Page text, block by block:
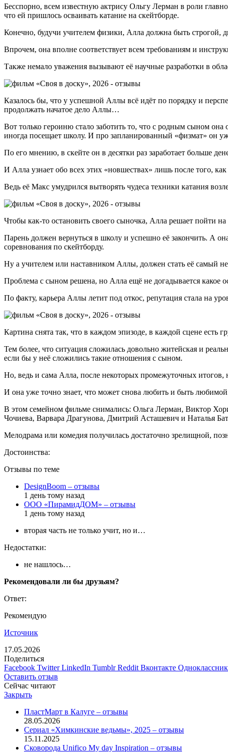
Бесспорно, всем известную актрису Ольгу Лерман в роли
что ей пришлось осваивать катание на скейтборде.
Конечно, будучи учителем физики, Алла должна быть
Впрочем, она вполне соответствует всем требованиям и
Также немало уважения вызывают её научные разработки в
Казалось бы, что у успешной Аллы всё идёт по порядку и
продолжать начатое дело Аллы…
Вот только героиню стало заботить то, что с родным сыном она
иногда посещает школу. И про запланированный «физмат» он
По его мнению, в скейте он в десятки раз заработает больше
И Алла узнает обо всех этих «новшествах» лишь после того,
Ведь её Макс умудрился вытворять чудеса техники катания
Чтобы как-то остановить своего сыночка, Алла решает пойти
Парень должен вернуться в школу и успешно её закончить. А
соревнования по скейтборду.
Ну а учителем или наставником Аллы, должен стать её самый
Проблема с сыном решена, но Алла ещё не догадывается какое
По факту, карьера Аллы летит под откос, репутация стала на
Картина снята так, что в каждом эпизоде, в каждой сцене есть
Тем более, что ситуация сложилась довольно житейская и
если бы у неё сложились такие отношения с сыном.
Но, ведь и сама Алла, после некоторых промежуточных итогов,
И она уже точно знает, что может снова любить и быть
В этом семейном фильме снимались: Ольга Лерман, Виктор
Чочиева, Варвара Драгунова, Дмитрий Асташевич и Наталья
Мелодрама или комедия получилась достаточно зрелищной,
Достоинства:
Отзывы по теме
DesignBoom – отзывы
1 день тому назад
ООО «ПирамидДОМ» – отзывы
1 день тому назад
вторая часть не только учит, но и…
Недостатки:
не нашлось…
Рекомендовали ли бы друзьям?
Ответ:
Рекомендую
Источник
17.05.2026
Поделиться
Facebook Twitter LinkedIn Tumblr Reddit Вконтакте
Оставить отзыв
Сейчас читают
Закрыть
ПластМарт в Калуге – отзывы
28.05.2026
Сериал «Химкинские ведьмы», 2025 – отзывы
15.11.2025
Сковорода Unifico My day Inspiration – отзывы